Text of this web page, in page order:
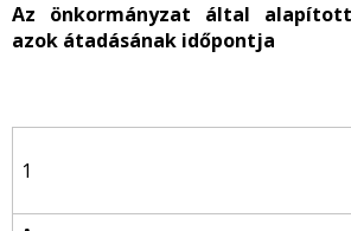
Az önkormányzat által
azok átadásának időpontja
1